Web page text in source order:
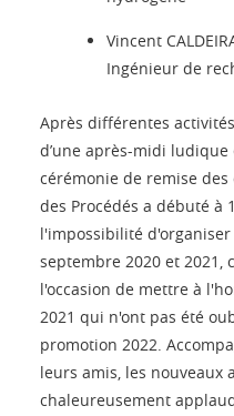
Vincent
Ingénieur de
Après différentes
d’une après-midi
cérémonie de remise
des Procédés a débuté à
l'impossibilité
septembre 2020 et 2021,
l'occasion de mettre à
2021 qui n'ont pas été
promotion 2022.
leurs amis, les nouveaux
chaleureusement